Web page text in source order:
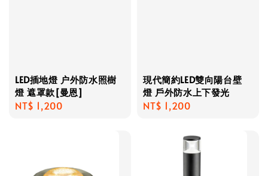
LED插地燈 户外防水照樹
燈 遮罩款[曼恩]
Regular
NT$ 1,200
現代簡約LED雙向陽台壁
燈 戶外防水上下發光
Regular
NT$ 1,200